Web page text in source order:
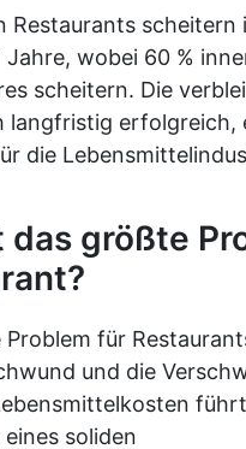
Restaurants scheitern
wobei 60 %
scheitern. Die
langfristig erfolgreich,
die
das größte
Problem für
und die
soliden